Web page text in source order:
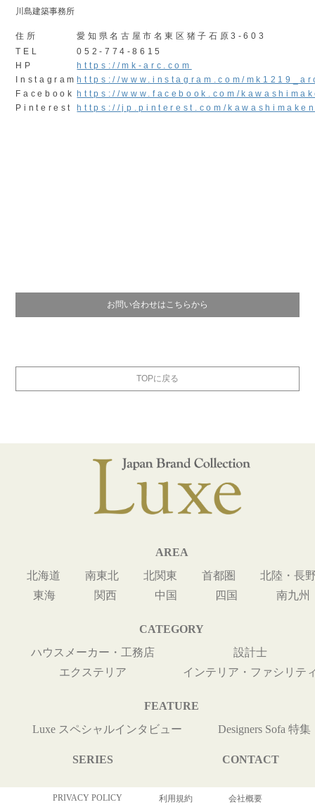
川島建築事務所
住所
愛知県名古屋市名東区猪子石原3-603
TEL
052-774-8615
HP
https://mk-arc.com
Instagram https://www.instagram.com/
Facebook
https://www.facebook.com/
Pinterest
https://jp.pinterest.com/
お問い合わせはこちらから
TOPに戻る
AREA
北海道
南東北 北関東 首都圏
北陸・長
東海
関西 中国 四国 南九州
CATEGORY
ハウスメーカー・工務店
設計士
エクステリア
インテリア・ファシリテ
FEATURE
Luxe スペシャルインタビュー
Designers Sofa 特集
SERIES CONTACT
PRIVACY POLICY 利用規約 会社概要